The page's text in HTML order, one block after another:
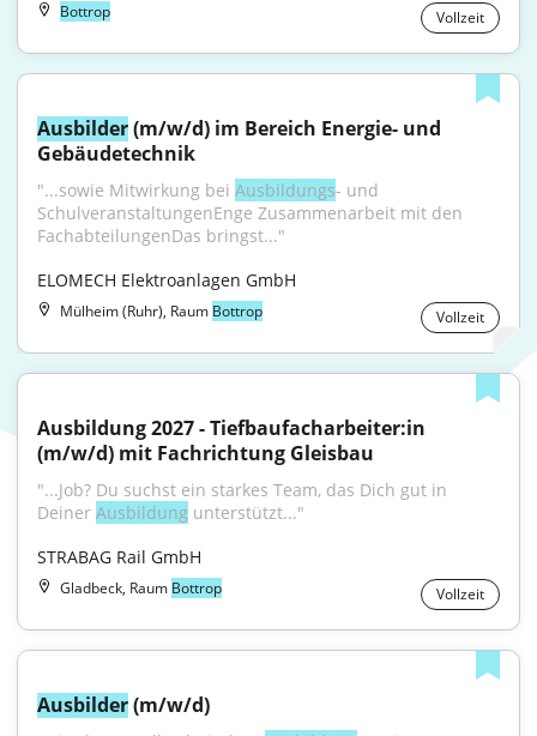
Bottrop Vollzeit
Ausbilder (m/w/d) im Bereich Energie- und
Gebäudetechnik
"...sowie Mitwirkung bei Ausbildungs- und
SchulveranstaltungenEnge Zusammenarbeit mit den
FachabteilungenDas bringst..."
ELOMECH Elektroanlagen GmbH
Mülheim (Ruhr), Raum Bottrop Vollzeit
Ausbildung 2027 - Tiefbaufacharbeiter:in
(m/w/d) mit Fachrichtung Gleisbau
"...Job? Du suchst ein starkes Team, das Dich gut in
Deiner Ausbildung unterstützt..."
STRABAG Rail GmbH
Gladbeck, Raum Bottrop Vollzeit
Ausbilder (m/w/d)